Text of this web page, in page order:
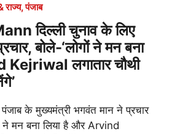
राज्य,पंजाब
दिल्ली चुनाव के लिए
बोले-‘लोगों ने मन बना
Kejriwal लगातार चौथी
के मुख्यमंत्री भगवंत मान ने प्रचार
ने मन बना लिया है और Arvind